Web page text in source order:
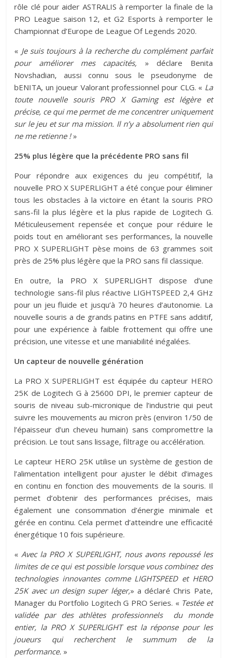
rôle clé pour aider ASTRALIS à remporter la finale de la
PRO League saison 12, et G2 Esports à remporter le
Championnat d’Europe de League Of Legends 2020.
« Je suis toujours à la recherche du complément parfait
pour améliorer mes capacités, » déclare Benita
Novshadian, aussi connu sous le pseudonyme de
bENITA, un joueur Valorant professionnel pour CLG. « La
toute nouvelle souris PRO X Gaming est légère et
précise, ce qui me permet de me concentrer uniquement
sur le jeu et sur ma mission. Il n’y a absolument rien qui
ne me retienne !»
25% plus légère que la précédente PRO sans fil
Pour répondre aux exigences du jeu compétitif, la
nouvelle PRO X SUPERLIGHT a été conçue pour éliminer
tous les obstacles à la victoire en étant la souris PRO
sans-fil la plus légère et la plus rapide de Logitech G.
Méticuleusement repensée et conçue pour réduire le
poids tout en améliorant ses performances, la nouvelle
PRO X SUPERLIGHT pèse moins de 63 grammes soit
près de 25% plus légère que la PRO sans fil classique.
En outre, la PRO X SUPERLIGHT dispose d’une
technologie sans-fil plus réactive LIGHTSPEED 2,4 GHz
pour un jeu fluide et jusqu’à 70 heures d’autonomie. La
nouvelle souris a de grands patins en PTFE sans additif,
pour une expérience à faible frottement qui offre une
précision, une vitesse et une maniabilité inégalées.
Un capteur de nouvelle génération
La PRO X SUPERLIGHT est équipée du capteur HERO
25K de Logitech G à 25600 DPI, le premier capteur de
souris de niveau sub-micronique de l’industrie qui peut
suivre les mouvements au micron près (environ 1/50 de
l’épaisseur d’un cheveu humain) sans compromettre la
précision. Le tout sans lissage, filtrage ou accélération.
Le capteur HERO 25K utilise un système de gestion de
l’alimentation intelligent pour ajuster le débit d’images
en continu en fonction des mouvements de la souris. Il
permet d’obtenir des performances précises, mais
également une consommation d’énergie minimale et
gérée en continu. Cela permet d’atteindre une efficacité
énergétique 10 fois supérieure.
« Avec la PRO X SUPERLIGHT, nous avons repoussé les
limites de ce qui est possible lorsque vous combinez des
technologies innovantes comme LIGHTSPEED et HERO
25K avec un design super léger,» a déclaré Chris Pate,
Manager du Portfolio Logitech G PRO Series. « Testée et
validée par des athlètes professionnels du monde
entier, la PRO X SUPERLIGHT est la réponse pour les
joueurs qui recherchent le summum de la
performance. »